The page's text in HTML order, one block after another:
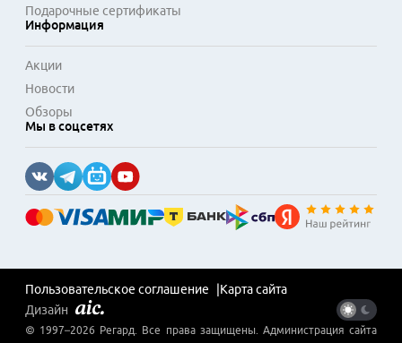
Подарочные сертификаты
Информация
Акции
Новости
Обзоры
Мы в соцсетях
Пользовательское соглашение
Карта сайта
Дизайн
© 1997–2026 Регард . Все права защищены. Администрация сайта